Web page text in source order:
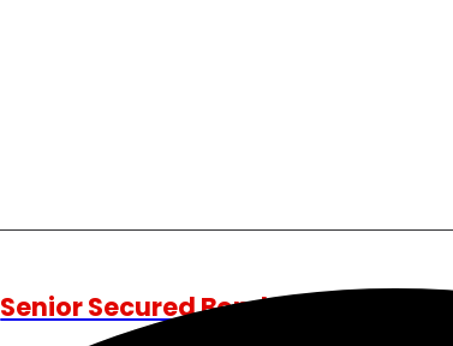
Senior Secured Bonds